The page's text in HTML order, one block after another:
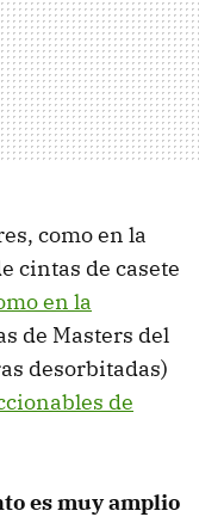
como en la
cintas de casete
en la
de Masters del
desorbitadas)
de
es muy amplio